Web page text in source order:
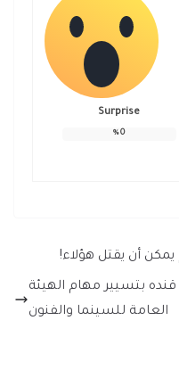
Surprise
0
%
أن يقتل هؤلاء!
قنده بتسيير مهام الهيئة
العامة للسينما والفنون